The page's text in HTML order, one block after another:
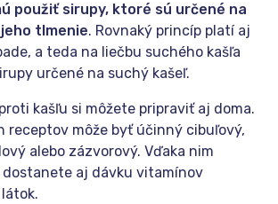
použiť sirupy, ktoré sú určené na
tlmenie. Rovnaký princíp platí aj
a teda na liečbu suchého kašľa
určené na suchý kašeľ.
kašľu si môžete pripraviť aj doma.
receptov môže byť účinný cibuľový,
alebo zázvorový. Vďaka nim
dostanete aj dávku vitamínov